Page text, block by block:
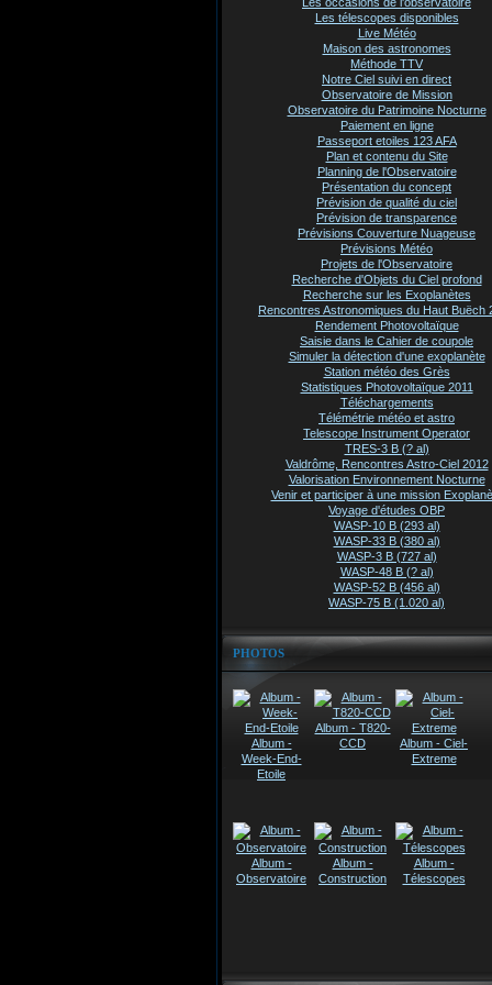
Les télescopes disponibles
Live Météo
Maison des astronomes
Méthode TTV
Notre Ciel suivi en direct
Observatoire de Mission
Observatoire du Patrimoine Nocturne
Paiement en ligne
Passeport etoiles 123 AFA
Plan et contenu du Site
Planning de l'Observatoire
Présentation du concept
Prévision de qualité du ciel
Prévision de transparence
Prévisions Couverture Nuageuse
Prévisions Météo
Projets de l'Observatoire
Recherche d'Objets du Ciel profond
Recherche sur les Exoplanètes
Rencontres Astronomiques du Haut Buëch
Rendement Photovoltaïque
Saisie dans le Cahier de coupole
Simuler la détection d'une exoplanète
Station météo des Grès
Statistiques Photovoltaïque 2011
Téléchargements
Télémétrie météo et astro
Telescope Instrument Operator
TRES-3 B (? al)
Valdrôme, Rencontres Astro-Ciel 2012
Valorisation Environnement Nocturne
Venir et participer à une mission
Voyage d'études OBP
WASP-10 B (293 al)
WASP-33 B (380 al)
WASP-3 B (727 al)
WASP-48 B (? al)
WASP-52 B (456 al)
WASP-75 B (1.020 al)
PHOTOS
Album -
Week-End-
Etoile
Album - T820-
CCD
Album - Ciel-
Extreme
Album -
Observatoire
Album -
Construction
Album -
Télescopes